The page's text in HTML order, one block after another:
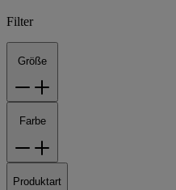
Filter
Größe
Farbe
Produktart